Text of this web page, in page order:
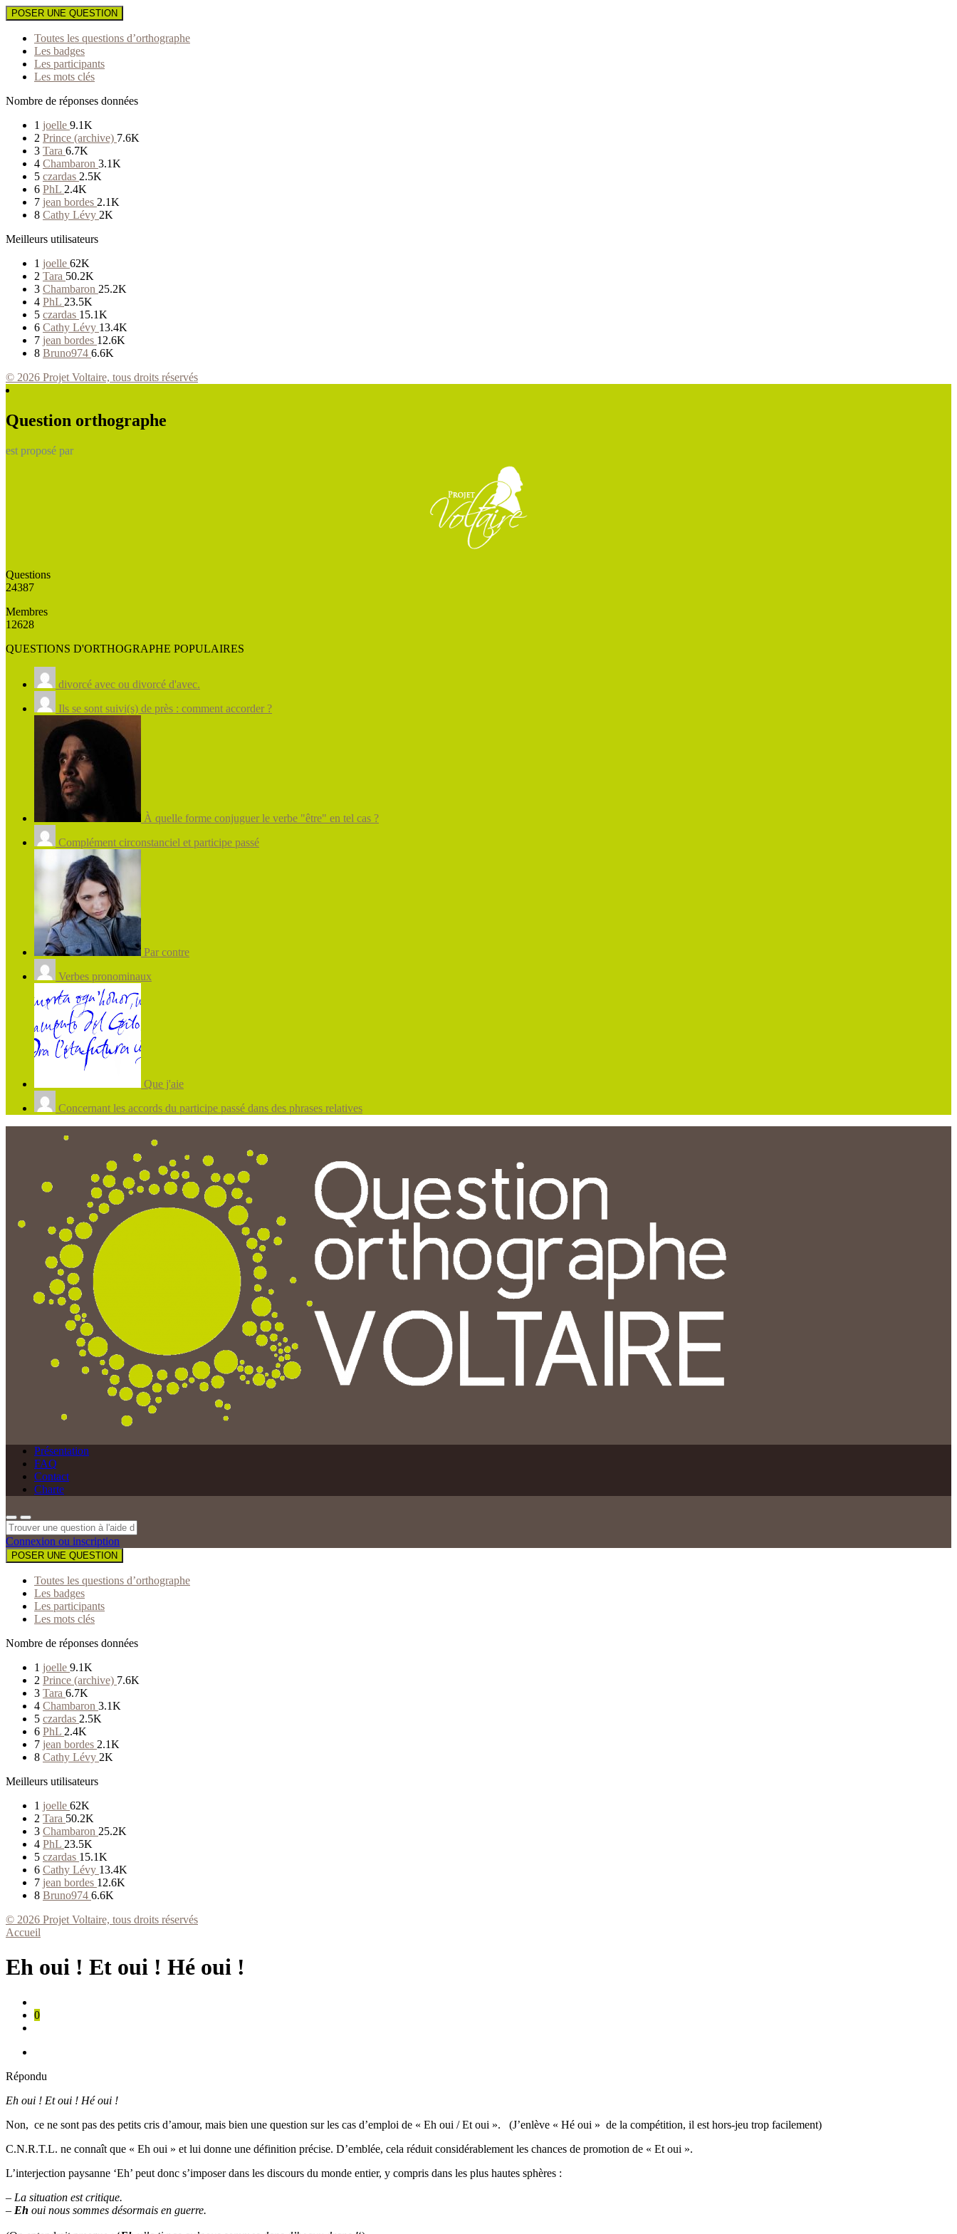
POSER UNE QUESTION
Toutes les questions d’orthographe
Les badges
Les participants
Les mots clés
Nombre de réponses données
1 joelle 9.1K
2 Prince (archive) 7.6K
3 Tara 6.7K
4 Chambaron 3.1K
5 czardas 2.5K
6 PhL 2.4K
7 jean bordes 2.1K
8 Cathy Lévy 2K
Meilleurs utilisateurs
1 joelle 62K
2 Tara 50.2K
3 Chambaron 25.2K
4 PhL 23.5K
5 czardas 15.1K
6 Cathy Lévy 13.4K
7 jean bordes 12.6K
8 Bruno974 6.6K
© 2026 Projet Voltaire, tous droits réservés
Question orthographe
est proposé par
Questions
24387
Membres
12628
QUESTIONS D'ORTHOGRAPHE POPULAIRES
divorcé avec ou divorcé d'avec.
Ils se sont suivi(s) de près : comment accorder ?
À quelle forme conjuguer le verbe "être" en tel cas ?
Complément circonstanciel et participe passé
Par contre
Verbes pronominaux
Que j'aie
Concernant les accords du participe passé dans des phrases relatives
Présentation
FAQ
Contact
Charte
Connexion ou inscription
POSER UNE QUESTION
Toutes les questions d’orthographe
Les badges
Les participants
Les mots clés
Nombre de réponses données
1 joelle 9.1K
2 Prince (archive) 7.6K
3 Tara 6.7K
4 Chambaron 3.1K
5 czardas 2.5K
6 PhL 2.4K
7 jean bordes 2.1K
8 Cathy Lévy 2K
Meilleurs utilisateurs
1 joelle 62K
2 Tara 50.2K
3 Chambaron 25.2K
4 PhL 23.5K
5 czardas 15.1K
6 Cathy Lévy 13.4K
7 jean bordes 12.6K
8 Bruno974 6.6K
© 2026 Projet Voltaire, tous droits réservés
Accueil
Eh oui ! Et oui ! Hé oui !
0
Répondu
Eh oui ! Et oui ! Hé oui !
Non, ce ne sont pas des petits cris d’amour, mais bien une question sur les cas d’emploi de « Eh oui / Et oui ». (J’enlève « Hé oui » de la compétition, il est hors-jeu trop facilement)
C.N.R.T.L. ne connaît que « Eh oui » et lui donne une définition précise. D’emblée, cela réduit considérablement les chances de promotion de « Et oui ».
L’interjection paysanne ‘Eh’ peut donc s’imposer dans les discours du monde entier, y compris dans les plus hautes sphères :
– La situation est critique.
– Eh oui nous sommes désormais en guerre.